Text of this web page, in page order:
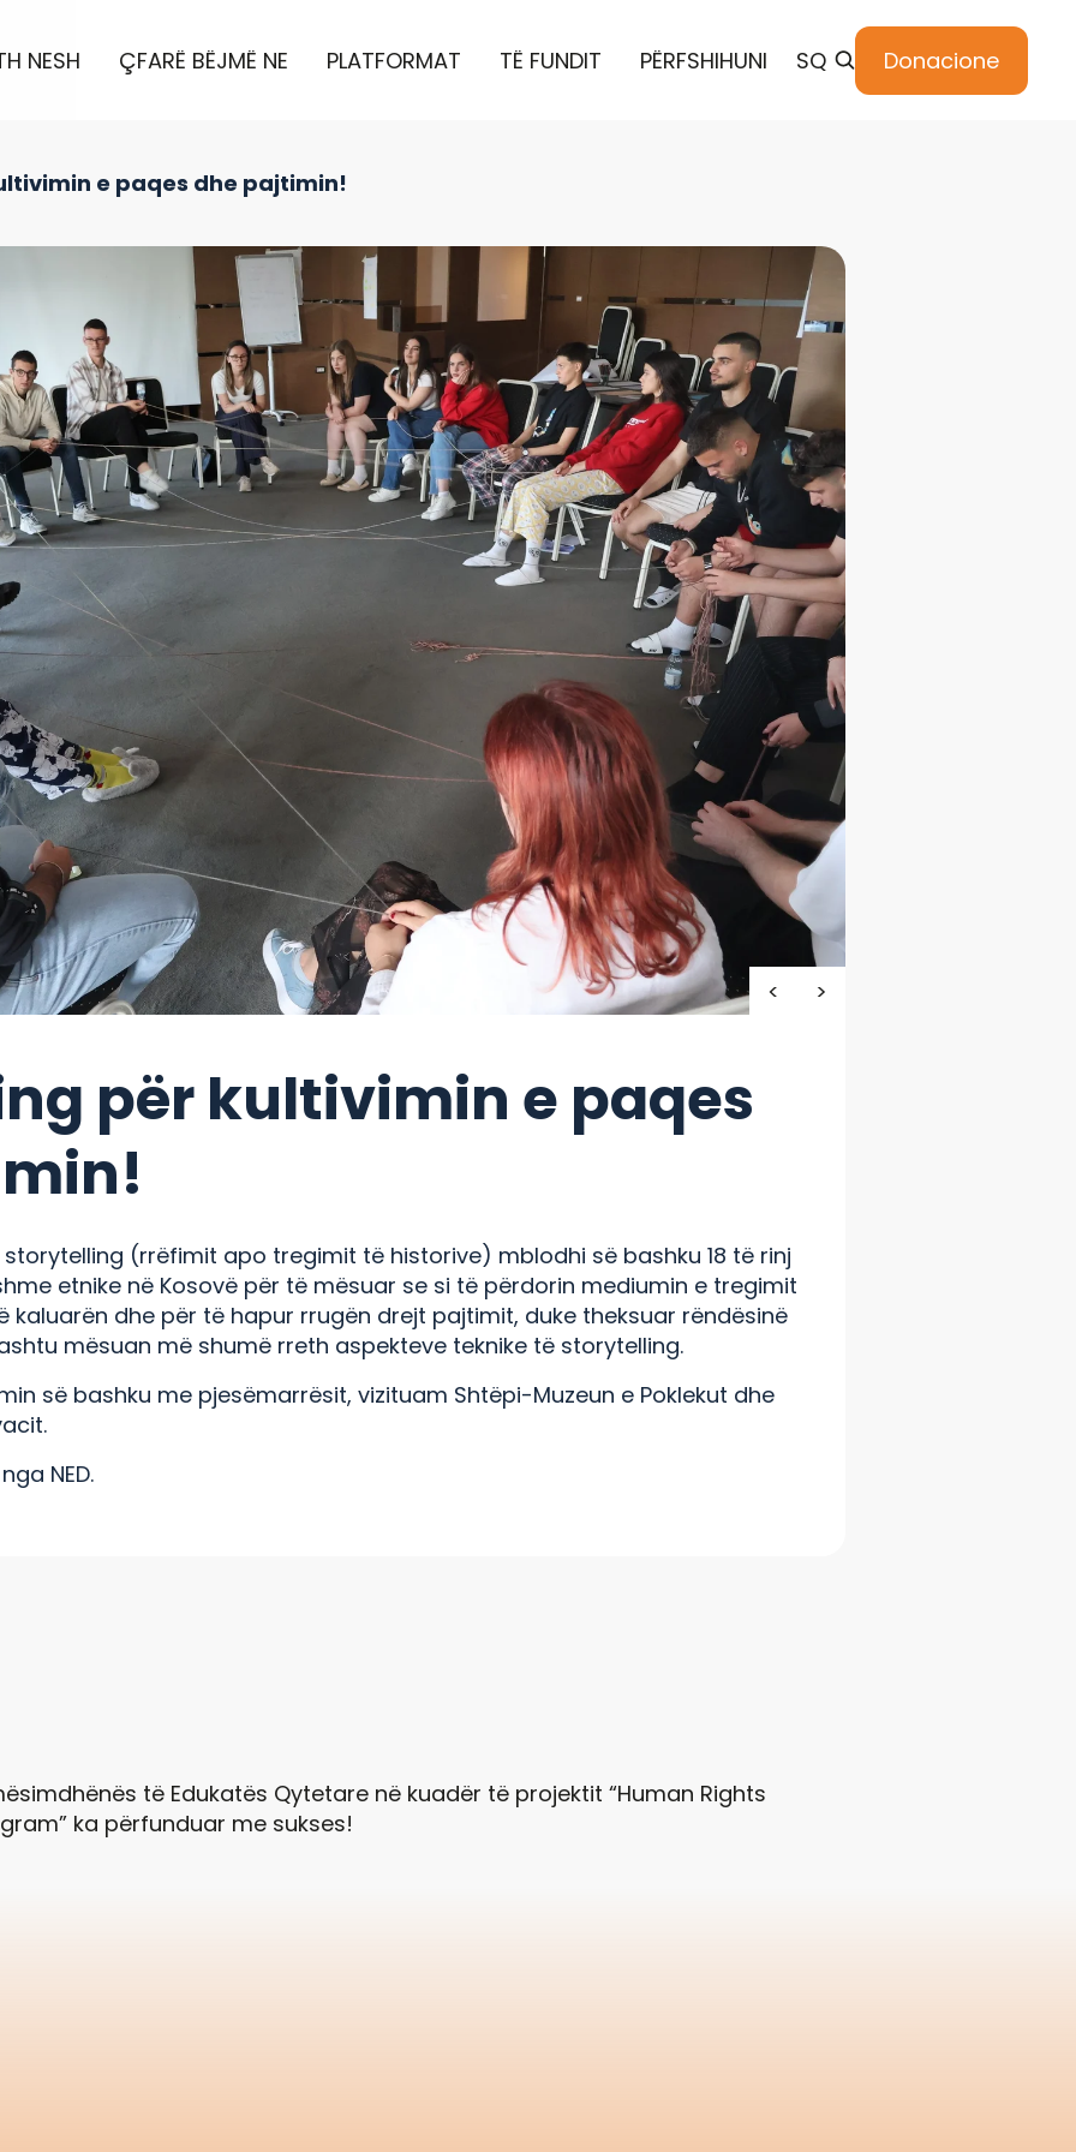
NESH ÇFARË BËJMË NE PLATFORMAT TË FUNDIT PËRFSHIHUNI SQ Donacione
e paqes dhe pajtimin!
për kultivimin e paqes
(rrëfimit apo tregimit të historive) mblodhi së bashku 18 të rinj
etnike në Kosovë për të mësuar se si të përdorin mediumin e tregimit
kaluarën dhe për të hapur rrugën drejt pajtimit, duke theksuar rëndësinë
mësuan më shumë rreth aspekteve teknike të storytelling.
së bashku me pjesëmarrësit, vizituam Shtëpi-Muzeun e Poklekut dhe
NED.
të Edukatës Qytetare në kuadër të projektit “Human Rights
ka përfunduar me sukses!